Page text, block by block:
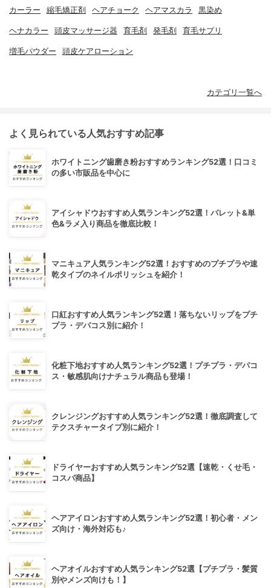
カーラー 縮毛矯正剤 ヘアチョーク ヘアマスカラ 黒染め
ヘナカラー 頭皮マッサージ器 育毛剤 発毛剤 育毛サプリ
増毛パウダー 頭皮ケアローション
カテゴリ一覧へ
よく見られている人気おすすめ記事
ホワイトニング歯磨き粉おすすめランキング52選！口コミ
の多い市販品を中心に
アイシャドウおすすめ人気ランキング52選！パレット&単
色&ラメ入り商品を徹底比較！
マニキュア人気ランキング52選！おすすめのプチプラや速
乾タイプのネイルポリッシュを紹介！
口紅おすすめ人気ランキング52選！落ちないリップをプチ
プラ・デパコス別に紹介！
化粧下地おすすめ人気ランキング52選！プチプラ・デパコ
ス・敏感肌向けナチュラル商品も登場！
クレンジングおすすめ人気ランキング52選！徹底調査して
テクスチャータイプ別に紹介！
ドライヤーおすすめ人気ランキング52選【速乾・くせ毛・
コスパ商品】
ヘアアイロンおすすめ人気ランキング52選！初心者・メン
ズ向け・海外対応も♪
ヘアオイルおすすめ人気ランキング52選【プチプラ・髪質
別やメンズ向けも！】